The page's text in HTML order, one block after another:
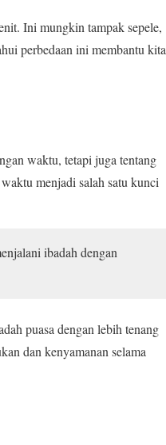
Ini mungkin tampak sepele,
perbedaan ini membantu kita
waktu, tetapi juga tentang
menjadi salah satu kunci
ibadah dengan
puasa dengan lebih tenang
dan kenyamanan selama